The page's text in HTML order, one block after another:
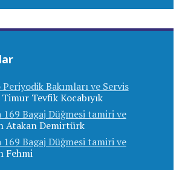
Bakımları ve Servis
Timur Tevfik Kocabıyık
169 Bagaj Düğmesi tamiri ve
Atakan Demirtürk
169 Bagaj Düğmesi tamiri ve
Fehmi